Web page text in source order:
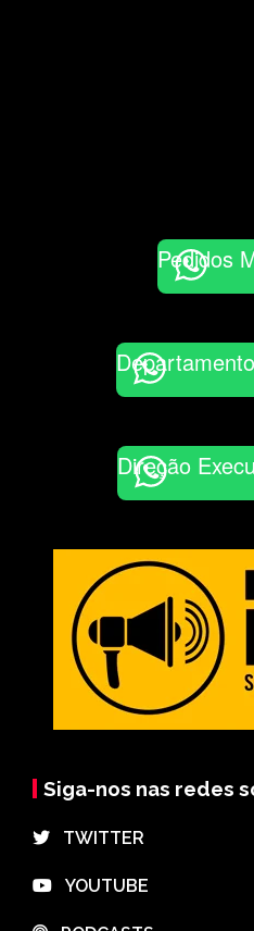
Pedidos
Direção
Siga-nos nas redes
⠀TWITTER
⠀YOUTUBE